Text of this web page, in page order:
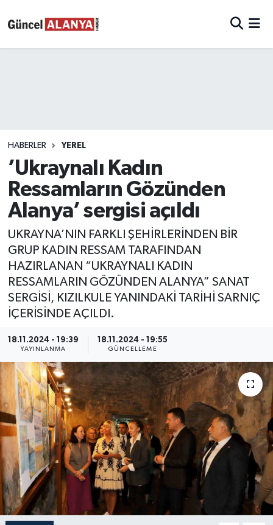
HABERLER YEREL
’Ukraynalı Kadın
Ressamların Gözünden
Alanya’ sergisi açıldı
UKRAYNA’NIN FARKLI ŞEHİRLERİNDEN BİR
GRUP KADIN RESSAM TARAFINDAN
HAZIRLANAN “UKRAYNALI KADIN
RESSAMLARIN GÖZÜNDEN ALANYA” SANAT
SERGİSİ, KIZILKULE YANINDAKİ TARİHİ SARNIÇ
İÇERİSİNDE AÇILDI.
18.11.2024 - 19:39
YAYINLANMA
18.11.2024 - 19:55
GÜNCELLEME